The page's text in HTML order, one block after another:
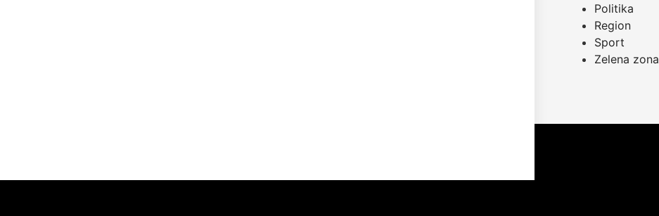
Politika
Region
Sport
Zelena zona